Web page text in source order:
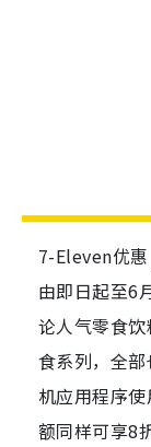
7-Eleven优
由即日起至6
论人气零食
食系列，全
机应用程序
额同样可享8